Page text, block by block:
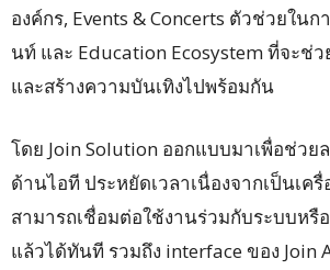
องค์กร, Events & Concerts ตัวช่วยในก
นท์ และ Education Ecosystem ที่จะช่ว
และสร้างความบันเทิงไปพร้อมกัน
โดย Join Solution ออกแบบมาเพื่อช่ว
ด้านไอที ประหยัดเวลาเนื่องจากเป็นเค
สามารถเชื่อมต่อใช้งานร่วมกับระบบห
แล้วได้ทันที รวมถึง interface ของ Join